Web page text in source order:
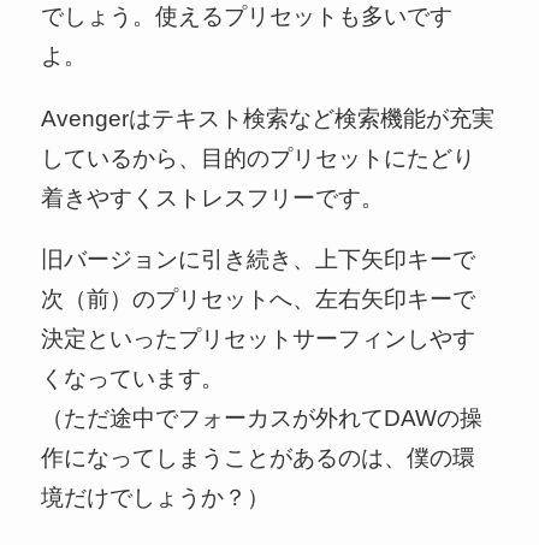
でしょう。使えるプリセットも多いです
よ。
Avengerはテキスト検索など検索機能が充実
しているから、目的のプリセットにたどり
着きやすくストレスフリーです。
旧バージョンに引き続き、上下矢印キーで
次（前）のプリセットへ、左右矢印キーで
決定といったプリセットサーフィンしやす
くなっています。
（ただ途中でフォーカスが外れてDAWの操
作になってしまうことがあるのは、僕の環
境だけでしょうか？）